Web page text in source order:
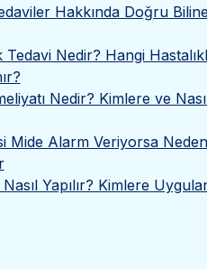
Hakkında Doğru
Nedir? Hangi
Nedir? Kimlere ve
Mide Alarm Veriyorsa
Yapılır? Kimlere